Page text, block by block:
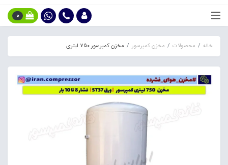
0
خانه محصولات مخزن کمپرسور مخزن کمپرسور 750 لیتری